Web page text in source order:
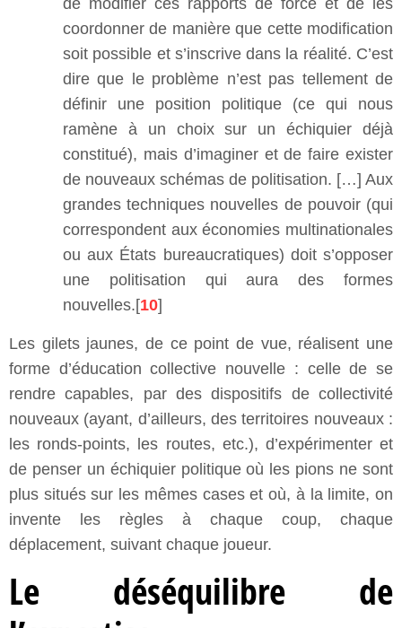
de modifier ces rapports de force et de les
coordonner de manière que cette modification
soit possible et s’inscrive dans la réalité. C’est
dire que le problème n’est pas tellement de
définir une position politique (ce qui nous
ramène à un choix sur un échiquier déjà
constitué), mais d’imaginer et de faire exister
de nouveaux schémas de politisation. […] Aux
grandes techniques nouvelles de pouvoir (qui
correspondent aux économies multinationales
ou aux États bureaucratiques) doit s’opposer
une politisation qui aura des formes
nouvelles.[10]
Les gilets jaunes, de ce point de vue, réalisent une
forme d’éducation collective nouvelle : celle de se
rendre capables, par des dispositifs de collectivité
nouveaux (ayant, d’ailleurs, des territoires nouveaux :
les ronds-points, les routes, etc.), d’expérimenter et
de penser un échiquier politique où les pions ne sont
plus situés sur les mêmes cases et où, à la limite, on
invente les règles à chaque coup, chaque
déplacement, suivant chaque joueur.
Le déséquilibre de